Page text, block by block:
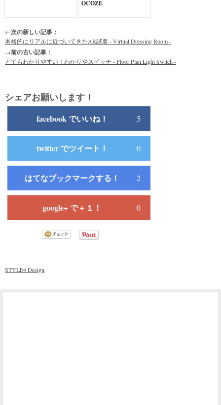
OCOZE
←次の新しい記事：
本格的にリアルに近づいてきたAR試着 - Virtual Dressing Room -
→前の古い記事：
とてもわかりやすい！わかりやスイッチ - Floor Plan Light Switch -
シェアお願いします！
facebook でいいね！ 5
twitter でツイート！ 0
はてなブックマークする！ 2
google+ で＋１！ 0
STYLE4 Design